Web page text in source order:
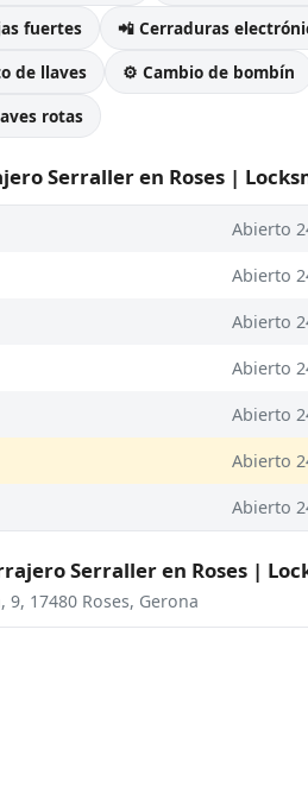
fuertes
📲 Cerraduras
de llaves
⚙️ Cambio de bombín
rotas
Serraller en Roses |
Abierto
Abierto
Abierto
Abierto
Abierto
Abierto
Abierto
Serraller en Roses |
17480 Roses, Gerona